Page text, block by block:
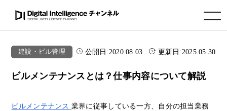
toggle navigation
建設・ビル管理 公開日:2020.08.03 更新日:2025.05.30
ビルメンテナンスとは？仕事内容について解説
ビルメンテナンス 業界に従事している一方、自分の担当業務